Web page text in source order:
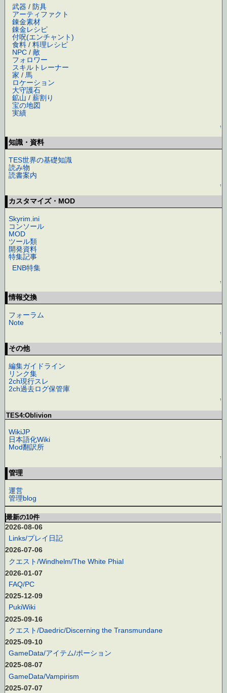
武器 / 防具
アーティファクト
錬金素材
錬金レシピ
付呪(エンチャント)
食料 /料理レシピ
NPC /敵
フォロワー
スキルトレーナー
家 / 馬
ロケーション
大守護石
鉱山 /薪割り
宝の地図
実績
↑
知識・資料
TES世界の基礎知識
読み物
読書案内
↑
カスタマイズ・MOD
Skyrim.ini
コンソール
MOD
ツール類
開発資料
特集記事
ENB特集
↑
情報交換
フォーラム
Note
↑
その他
編集ガイドライン
リンク集
2ch現行スレ
2ch過去ログ保管庫
↑
TES4:Oblivion
WikiJP
日本語化Wiki
Mod翻訳所
↑
管理
運営
管理blog
最新の10件
2026-08-06
Links/プレイ日記
2026-07-06
クエスト/Windhelm/The White Phial
2026-01-07
FAQ/PC
2025-12-09
PukiWiki
2025-09-16
クエスト/Daedric/Discerning the Transmundane
2025-09-10
GameData/アイテム/ポーション
2025-08-07
GameData/Vampirism
2025-07-07